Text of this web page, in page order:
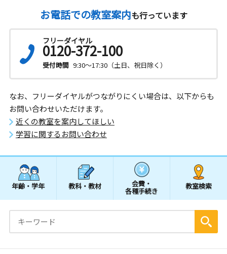
お電話での教室案内も行っています
フリーダイヤル
0120-372-100
受付時間 9:30～17:30（土日、祝日除く）
なお、フリーダイヤルがつながりにくい場合は、以下からも
お問い合わせいただけます。
近くの教室を案内してほしい
学習に関するお問い合わせ
年齢・学年 教科・教材 会費・
各種手続き
教室検索